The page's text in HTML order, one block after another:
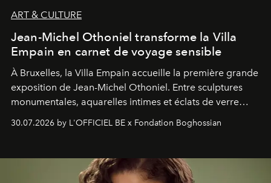
ART & CULTURE
Jean-Michel Othoniel transforme la Villa
Empain en carnet de voyage sensible
À Bruxelles, la Villa Empain accueille la première grande
exposition de Jean-Michel Othoniel. Entre sculptures
monumentales, aquarelles intimes et éclats de verre
émotionnel où chaque œuvre devient le souvenir
émerveillement.
30.07.2026 by L'OFFICIEL BE x Fondation Boghossian